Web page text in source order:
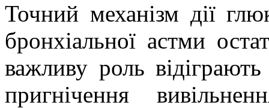
Точний механізм дії
бронхіальної астми
важливу роль
пригнічення